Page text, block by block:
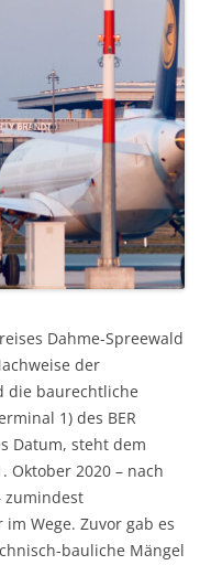
Dahme-Spreewald
der
die baurechtliche
1) des BER
Datum, steht dem
Oktober 2020 – nach
zumindest
Wege. Zuvor gab es
bauliche Mängel